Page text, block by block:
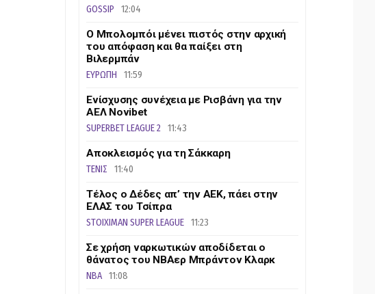
GOSSIP 12:04
Ο Μπολομπόι μένει πιστός στην αρχική
του απόφαση και θα παίξει στη
Βιλερμπάν
ΕΥΡΩΠΗ 11:59
Ενίσχυσης συνέχεια με Ρισβάνη για την
ΑΕΛ Novibet
SUPERBET LEAGUE 2 11:43
Αποκλεισμός για τη Σάκκαρη
ΤΕΝΙΣ 11:40
Τέλος ο Δέδες απ’ την ΑΕΚ, πάει στην
ΕΛΑΣ του Τσίπρα
STOIXIMAN SUPER LEAGUE 11:23
Σε χρήση ναρκωτικών αποδίδεται ο
θάνατος του ΝΒΑερ Μπράντον Κλαρκ
NBA 11:08